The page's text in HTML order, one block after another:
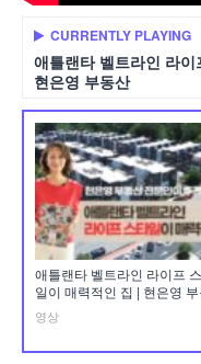
CURRENTLY PLAYING
애틀랜타 벨트라인 라
현은영 부동산
애틀랜타 벨트라인 라이프
일이 매력적인 집 | 현은영
영상